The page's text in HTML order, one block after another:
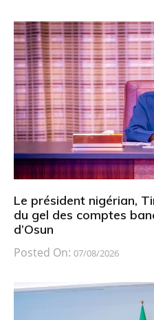
Le président nigérian,
du gel des comptes
d’Osun
Posted On: 07/08/2026